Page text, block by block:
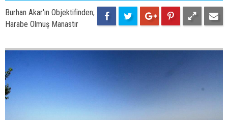
Burhan Akar'ın Objektifinden;
Harabe Olmuş Manastır